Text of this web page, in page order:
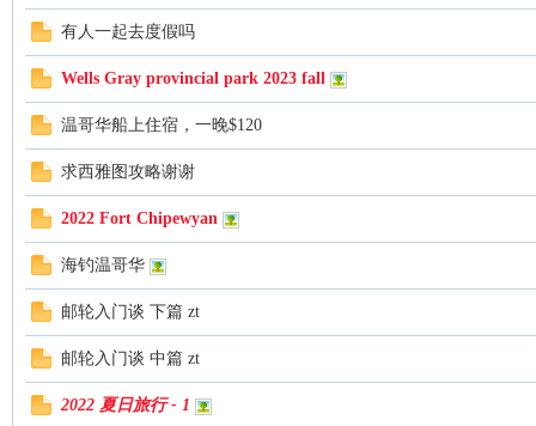
有人一起去度假吗
Wells Gray provincial park 2023 fall
温哥华船上住宿，一晚$120
求西雅图攻略谢谢
2022 Fort Chipewyan
海钓温哥华
邮轮入门谈 下篇 zt
邮轮入门谈 中篇 zt
2022 夏日旅行 - 1